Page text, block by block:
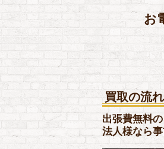
お
買取の流れ
出張費無料
法人様なら